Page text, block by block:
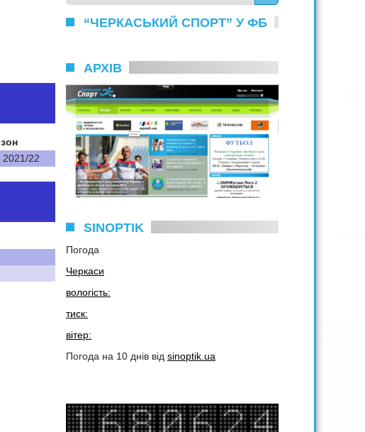
2021/22
“ЧЕРКАСЬКИЙ СПОРТ” У ФБ
АРХІВ
SINOPTIK
Погода
Черкаси
вологість:
тиск:
вітер:
Погода на 10 днів від sinoptik.ua